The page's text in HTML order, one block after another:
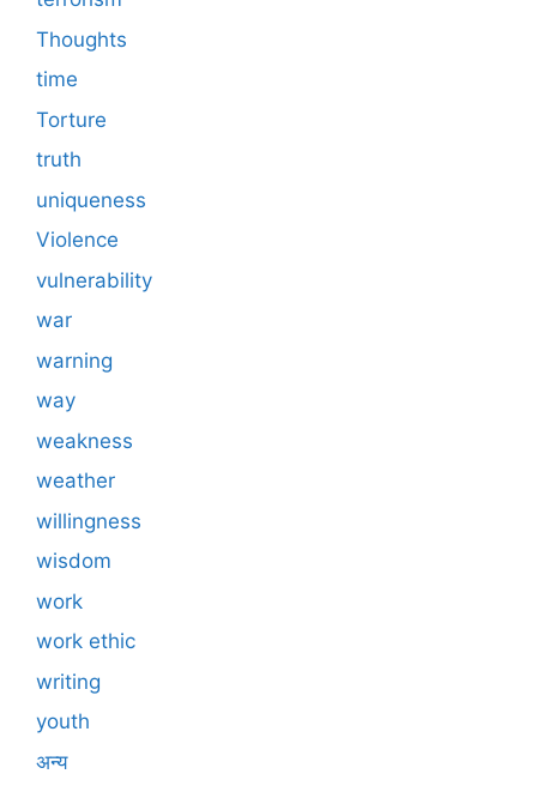
Thoughts
time
Torture
truth
uniqueness
Violence
vulnerability
war
warning
way
weakness
weather
willingness
wisdom
work
work ethic
writing
youth
अन्य